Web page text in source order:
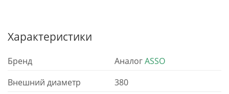
Характеристики
Бренд АналогASSO
Внешний диаметр
380